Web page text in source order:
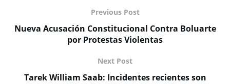
Previous Post
Nueva Acusación Constitucional Contra Boluarte
por Protestas Violentas
Next Post
Tarek William Saab: Incidentes recientes son